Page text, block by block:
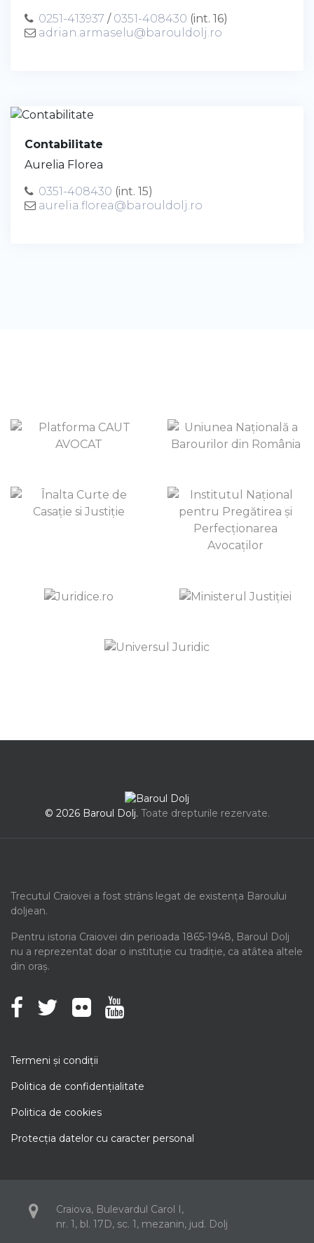
0251-413937 / 0351-408430 (int. 16)
adrian.armaselu@barouldolj.ro
Contabilitate
Aurelia Florea
0351-408430 (int. 15)
aurelia.florea@barouldolj.ro
© 2026 Baroul Dolj. Toate drepturile rezervate.
Trecutul Craiovei a fost strâns legat de existența Baroului
doljean.
Pentru istoria Craiovei din perioada 1865-1948, Baroul Dolj
nu a reprezentat doar o instituție cu tradiție, ca atâtea altele
din oraș.
Termeni şi condiţii
Politica de confidenţialitate
Politica de cookies
Protecţia datelor cu caracter personal
Craiova, Bulevardul Carol I,
nr. 1, bl. 17D, sc. 1, mezanin, jud. Dolj